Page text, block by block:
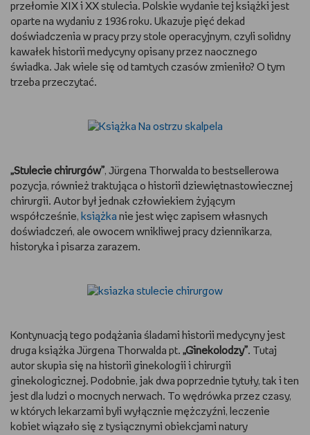
przełomie XIX i XX stulecia. Polskie wydanie tej książki jest
oparte na wydaniu z 1936 roku. Ukazuje pięć dekad
doświadczenia w pracy przy stole operacyjnym, czyli solidny
kawałek historii medycyny opisany przez naocznego
świadka. Jak wiele się od tamtych czasów zmieniło? O tym
trzeba przeczytać.
„Stulecie chirurgów”, Jürgena Thorwalda to bestsellerowa
pozycja, również traktująca o historii dziewiętnastowiecznej
chirurgii. Autor był jednak człowiekiem żyjącym
współcześnie, książka nie jest więc zapisem własnych
doświadczeń, ale owocem wnikliwej pracy dziennikarza,
historyka i pisarza zarazem.
Kontynuacją tego podążania śladami historii medycyny jest
druga książka Jürgena Thorwalda pt. „Ginekolodzy”. Tutaj
autor skupia się na historii ginekologii i chirurgii
ginekologicznej. Podobnie, jak dwa poprzednie tytuły, tak i ten
jest dla ludzi o mocnych nerwach. To wędrówka przez czasy,
w których lekarzami byli wyłącznie mężczyźni, leczenie
kobiet wiązało się z tysiącznymi obiekcjami natury